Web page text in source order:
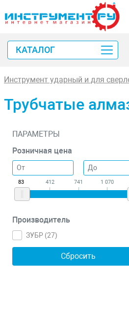
КАТАЛОГ
Инструмент ударный и для
Трубчатые
ПАРАМЕТРЫ
Розничная цена
83 412 741 1 070
Производитель
ЗУБР (27)